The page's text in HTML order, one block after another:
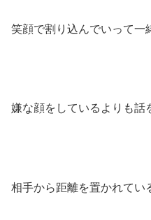
笑顔で割り込んでいって一
嫌な顔をしているよりも話
相手から距離を置かれてい